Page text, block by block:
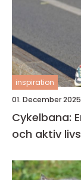
inspiration
01. December 2025
Cykelbana:
och aktiv